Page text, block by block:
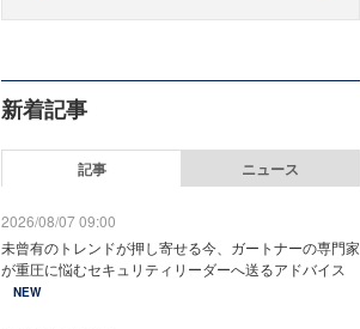
新着記事
記事 ニュース
2026/08/07 09:00
未曾有のトレンドが押し寄せる今、ガートナーの専門家
が重圧に悩むセキュリティリーダーへ送るアドバイス
NEW